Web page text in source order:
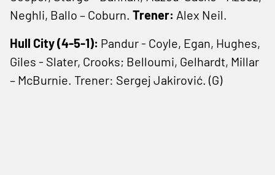
Neghli, Ballo – Coburn. Trener: Alex Neil.
Hull City (4-5-1): Pandur - Coyle, Egan, Hughes,
Giles - Slater, Crooks; Belloumi, Gelhardt, Millar
– McBurnie. Trener: Sergej Jakirović. (G)